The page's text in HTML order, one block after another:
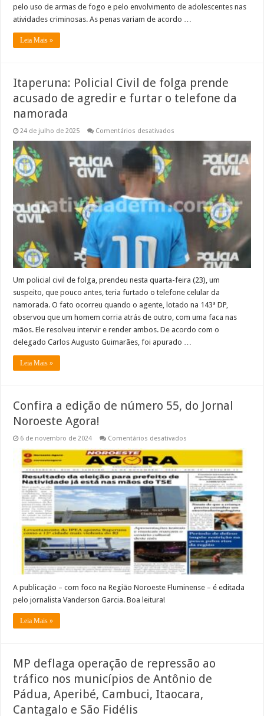
pelo uso de armas de fogo e pelo envolvimento de adolescentes nas
atividades criminosas. As penas variam de acordo …
Leia Mais »
Itaperuna: Policial Civil de folga prende
acusado de agredir e furtar o telefone da
namorada
24 de julho de 2025 Comentários desativados
agredir
e
furtar
telefone
da
namorada
Um policial civil de folga, prendeu nesta quarta-feira (23), um
suspeito, que pouco antes, teria furtado o telefone celular da
namorada. O fato ocorreu quando o agente, lotado na 143ª DP,
observou que um homem corria atrás de outro, com uma faca nas
mãos. Ele resolveu intervir e render ambos. De acordo com o
delegado Carlos Augusto Guimarães, foi apurado …
Leia Mais »
Confira a edição de número 55, do Jornal
Noroeste Agora!
6 de novembro de 2024 Comentários desativados
a
de
número
55,
do
Jornal
Noroeste
Agora!
A publicação – com foco na Região Noroeste Fluminense – é editada
pelo jornalista Vanderson Garcia. Boa leitura!
Leia Mais »
MP deflaga operação de repressão ao
tráfico nos municípios de Antônio de
Pádua, Aperibé, Cambuci, Itaocara,
Cantagalo e São Fidélis